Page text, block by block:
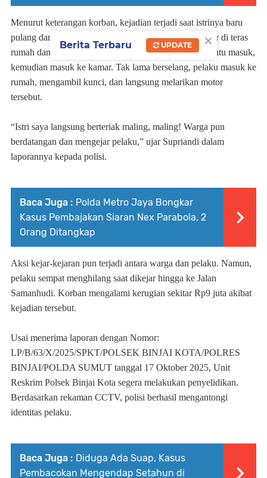
Menurut keterangan korban, kejadian terjadi saat istrinya baru
pulang dari rumah orang tuanya. Ia memarkirkan motor di teras
rumah dan menggantungkan kunci di dinding dekat pintu masuk,
kemudian masuk ke kamar. Tak lama berselang, pelaku masuk ke
rumah, mengambil kunci, dan langsung melarikan motor
tersebut.
“Istri saya langsung berteriak maling, maling! Warga pun
berdatangan dan mengejar pelaku,” ujar Supriandi dalam
laporannya kepada polisi.
Baca Juga : Polda Metro Jaya Bongkar
Kasus Pembajakan Siaran Nex Parabola, 2
Orang Ditangkap
Aksi kejar-kejaran pun terjadi antara warga dan pelaku. Namun,
pelaku sempat menghilang saat dikejar hingga ke Jalan
Samanhudi. Korban mengalami kerugian sekitar Rp9 juta akibat
kejadian tersebut.
Usai menerima laporan dengan Nomor:
LP/B/63/X/2025/SPKT/POLSEK BINJAI KOTA/POLRES
BINJAI/POLDA SUMUT tanggal 17 Oktober 2025, Unit
Reskrim Polsek Binjai Kota segera melakukan penyelidikan.
Berdasarkan rekaman CCTV, polisi berhasil mengantongi
identitas pelaku.
Baca Juga : Diduga Ada Suap, Kasus
Pembacokan Mengendap Setahun di
×
Berita Terbaru UPDATE